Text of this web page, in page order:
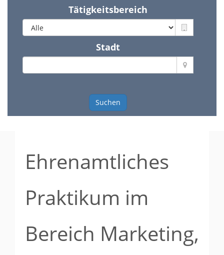
Tätigkeitsbereich
Stadt
Suchen
Ehrenamtliches
Praktikum im
Bereich Marketing,